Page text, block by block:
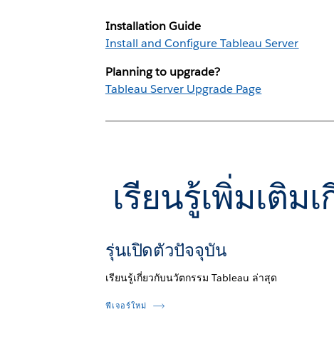
Installation Guide
Install and Configure Tableau Server
Planning to upgrade?
Tableau Server Upgrade Page
เรียนรู้เพิ่มเติ
รุ่นเปิดตัวปัจจุบัน
เรียนรู้เกี่ยวกับนวัตกรรม Tableau ล่าสุด
ฟีเจอร์ใหม่